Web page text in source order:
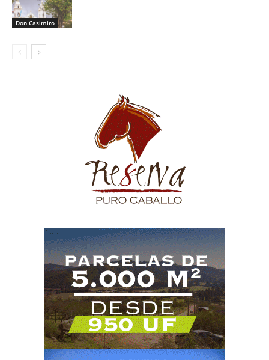
Don Casimiro